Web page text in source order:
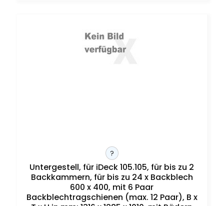
?
Untergestell, für iDeck 105.105, für bis zu 2
Backkammern, für bis zu 24 x Backblech
600 x 400, mit 6 Paar
Backblechtragschienen (max. 12 Paar), B x